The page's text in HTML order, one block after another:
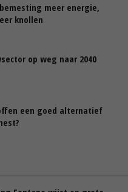
meer energie,
knollen
op weg naar 2040
een goed alternatief